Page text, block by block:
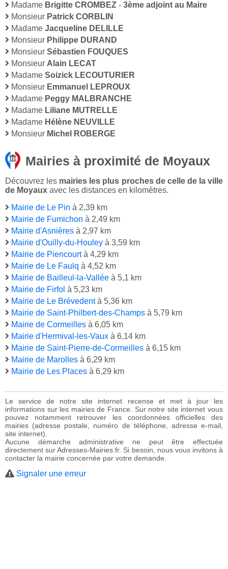
Madame Brigitte CROMBEZ - 3ème adjoint au Maire
Monsieur Patrick CORBLIN
Madame Jacqueline DELILLE
Monsieur Philippe DURAND
Monsieur Sébastien FOUQUES
Monsieur Alain LECAT
Madame Soizick LECOUTURIER
Monsieur Emmanuel LEPROUX
Madame Peggy MALBRANCHE
Madame Liliane MUTRELLE
Madame Hélène NEUVILLE
Monsieur Michel ROBERGE
Mairies à proximité de Moyaux
Découvrez les mairies les plus proches de celle de la ville
de Moyaux avec les distances en kilomètres.
Mairie de Le Pin à 2,39 km
Mairie de Fumichon à 2,49 km
Mairie d'Asnières à 2,97 km
Mairie d'Ouilly-du-Houley à 3,59 km
Mairie de Piencourtà 4,29 km
Mairie de Le Faulq à 4,52 km
Mairie de Bailleul-la-Vallée à 5,1 km
Mairie de Firfol à 5,23 km
Mairie de Le Brévedentà 5,36 km
Mairie de Saint-Philbert-des-Champs à 5,79 km
Mairie de Cormeilles à 6,05 km
Mairie d'Hermival-les-Vaux à 6,14 km
Mairie de Saint-Pierre-de-Cormeilles à 6,15 km
Mairie de Marolles à 6,29 km
Mairie de Les Places à 6,29 km
Le service de notre site internet recense et met à jour les
informations sur les mairies de France. Sur notre site internet vous
pouvez notamment retrouver les coordonnées officielles des
mairies (adresse postale, numéro de téléphone, adresse e-mail,
site internet).
Aucune démarche administrative ne peut être effectuée
directement sur Adresses-Mairies.fr. Si besoin, nous vous invitons à
contacter la mairie concernée par votre demande.
Signaler une erreur